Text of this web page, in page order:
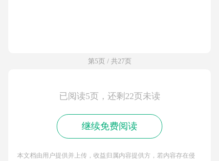
第5页 / 共27页
已阅读5页，还剩22页未读
继续免费阅读
本文档由用户提供并上传，收益归属内容提供方，若内容存在侵